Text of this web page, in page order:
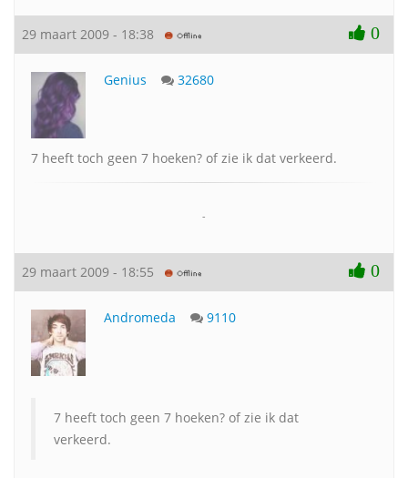
29 maart 2009 - 18:38 0
Genius 32680
7 heeft toch geen 7 hoeken? of zie ik dat verkeerd.
-
29 maart 2009 - 18:55 0
Andromeda 9110
7 heeft toch geen 7 hoeken? of zie ik dat
verkeerd.